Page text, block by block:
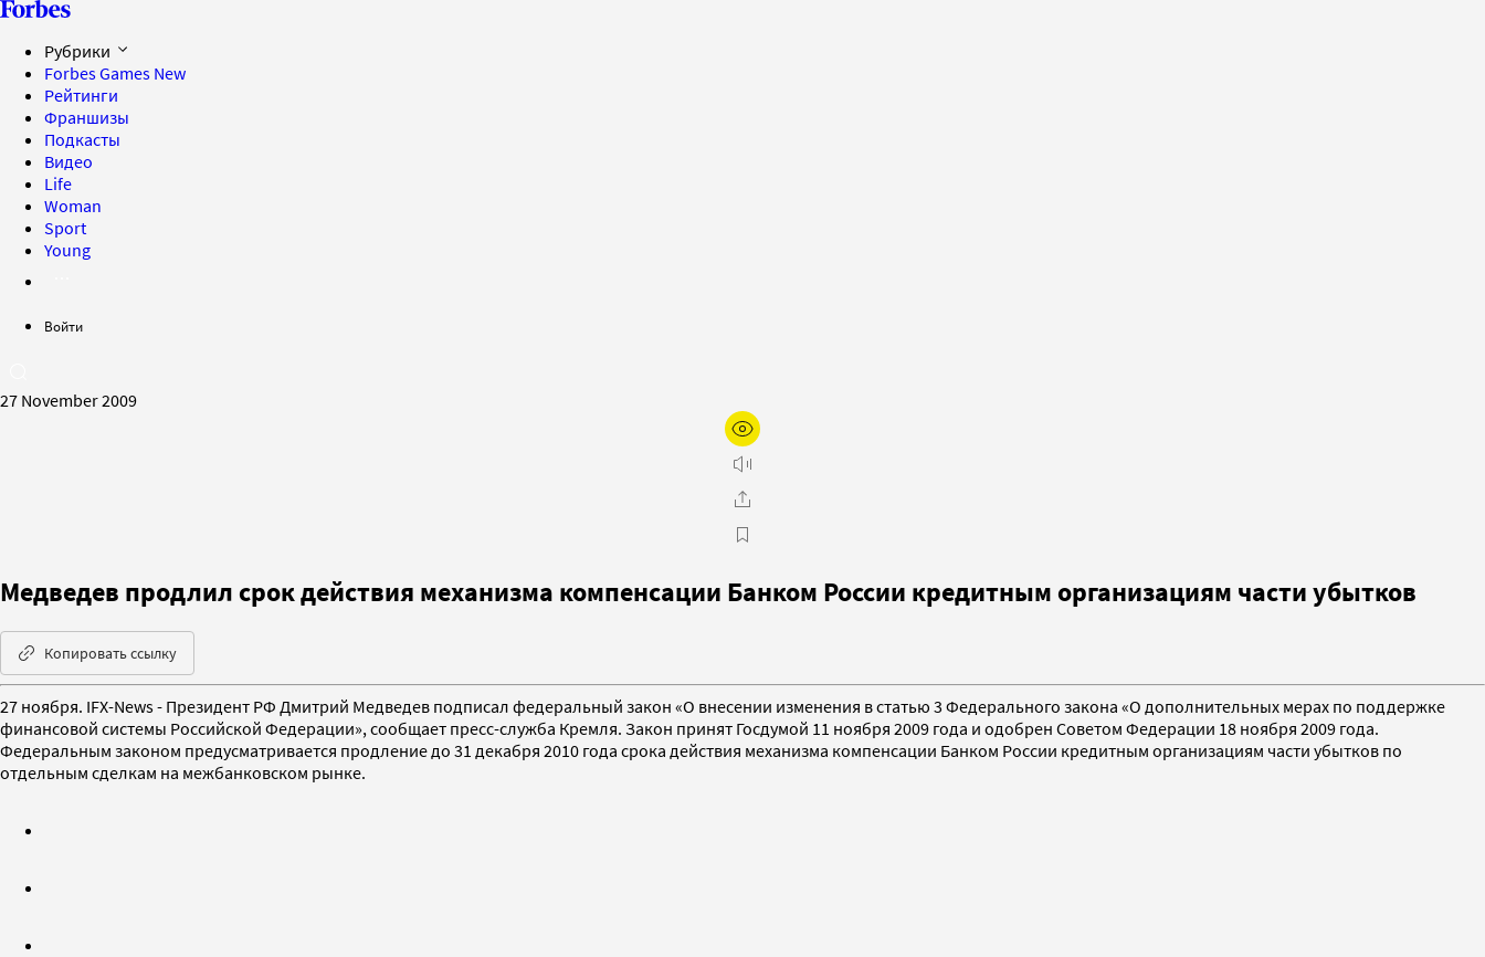
Рубрики
Forbes Games New
Рейтинги
Франшизы
Подкасты
Видео
Life
Woman
Sport
Young
Войти
27 November 2009
Медведев продлил срок действия механизма компенсации Банком России кредитным организациям части убытков
Копировать ссылку
27 ноября. IFX-News - Президент РФ Дмитрий Медведев подписал федеральный закон «О внесении изменения в статью 3 Федерального закона «О дополнительных мерах по поддержке
финансовой системы Российской Федерации», сообщает пресс-служба Кремля. Закон принят Госдумой 11 ноября 2009 года и одобрен Советом Федерации 18 ноября 2009 года.
Федеральным законом предусматривается продление до 31 декабря 2010 года срока действия механизма компенсации Банком России кредитным организациям части убытков по
отдельным сделкам на межбанковском рынке.